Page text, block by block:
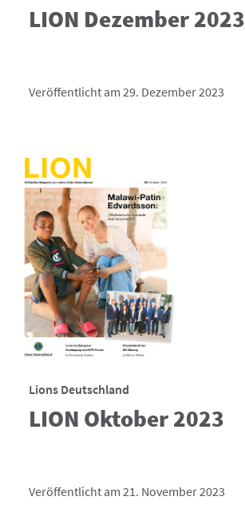
LION Dezember 2023
Veröffentlicht am 29. Dezember 2023
Lions Deutschland
LION Oktober 2023
Veröffentlicht am 21. November 2023